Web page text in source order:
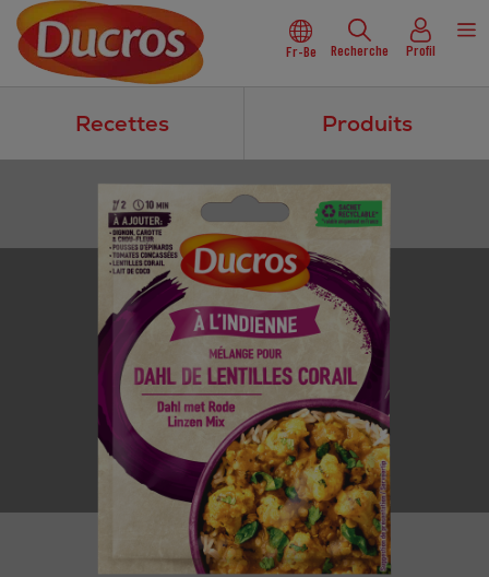
Fr-Be Recherche Profil
Recettes Produits